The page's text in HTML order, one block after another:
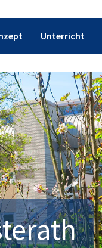
Unterricht